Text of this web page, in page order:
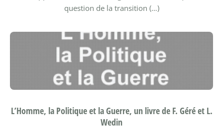
question de la transition (…)
L’Homme, la Politique et la Guerre, un livre de F. Géré et L.
Wedin